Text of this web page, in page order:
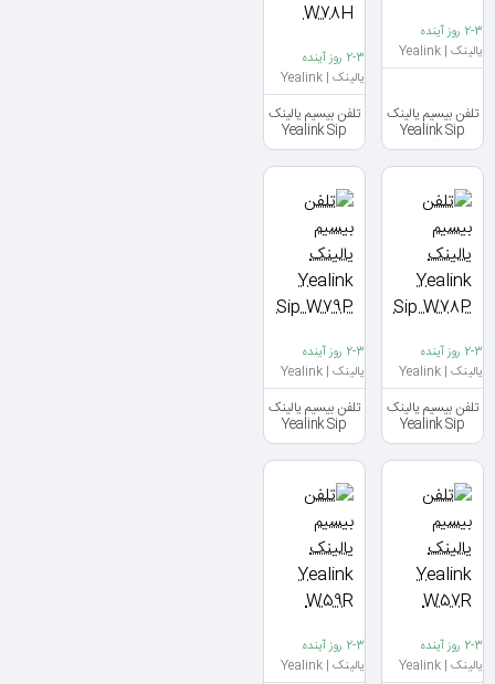
2-3 روز آینده
یالینک | Yealink
تلفن بیسیم یالینک
Yealink Sip
W77P
2-3 روز آینده
یالینک | Yealink
تلفن بیسیم یالینک
Yealink Sip
W78H
2-3 روز آینده
یالینک | Yealink
تلفن بیسیم یالینک
Yealink Sip
W78P
2-3 روز آینده
یالینک | Yealink
تلفن بیسیم یالینک
Yealink Sip
W79P
2-3 روز آینده
یالینک | Yealink
2-3 روز آینده
یالینک | Yealink